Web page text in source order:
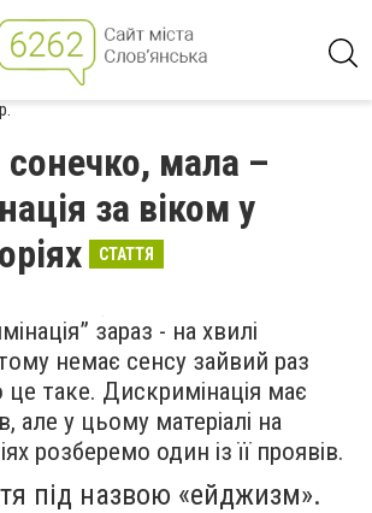
сонечко, мала –
за віком у
СТАТТЯ
зараз - на хвилі
немає сенсу зайвий раз
це таке. Дискримінація має
але у цьому матеріалі на
розберемо один із її проявів.
під назвою «ейджизм».